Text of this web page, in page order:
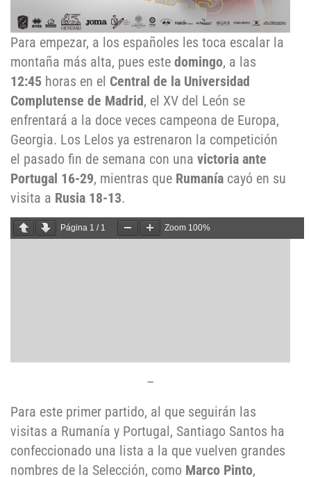
Para empezar, a los españoles les toca escalar la
montaña más alta, pues este domingo, a las
12:45 horas en el Central de la Universidad
Complutense de Madrid, el XV del León se
enfrentará a la doce veces campeona de Europa,
Georgia. Los Lelos ya estrenaron la competición
el pasado fin de semana con una victoria ante
Portugal 16-29, mientras que Rumanía cayó en su
visita a Rusia 18-13.
Página 1 / 1 Zoom 100%
–
Para este primer partido, al que seguirán las
visitas a Rumanía y Portugal, Santiago Santos ha
confeccionado una lista a la que vuelven grandes
nombres de la Selección, como Marco Pinto,